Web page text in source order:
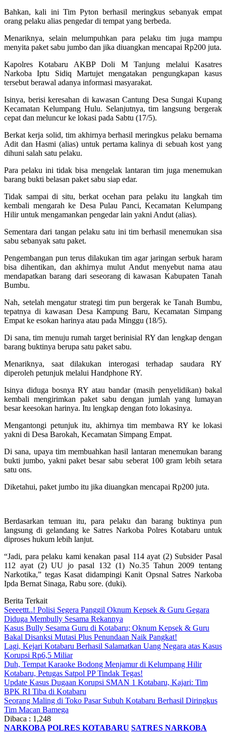
Bahkan, kali ini Tim Pyton berhasil meringkus sebanyak empat
orang pelaku alias pengedar di tempat yang berbeda.
Menariknya, selain melumpuhkan para pelaku tim juga mampu
menyita paket sabu jumbo dan jika diuangkan mencapai Rp200 juta.
Kapolres Kotabaru AKBP Doli M Tanjung melalui Kasatres
Narkoba Iptu Sidiq Martujet mengatakan pengungkapan kasus
tersebut berawal adanya informasi masyarakat.
Isinya, berisi keresahan di kawasan Cantung Desa Sungai Kupang
Kecamatan Kelumpang Hulu. Selanjutnya, tim langsung bergerak
cepat dan meluncur ke lokasi pada Sabtu (17/5).
Berkat kerja solid, tim akhirnya berhasil meringkus pelaku bernama
Adit dan Hasmi (alias) untuk pertama kalinya di sebuah kost yang
dihuni salah satu pelaku.
Para pelaku ini tidak bisa mengelak lantaran tim juga menemukan
barang bukti belasan paket sabu siap edar.
Tidak sampai di situ, berkat ocehan para pelaku itu langkah tim
kembali mengarah ke Desa Pulau Panci, Kecamatan Kelumpang
Hilir untuk mengamankan pengedar lain yakni Andut (alias).
Sementara dari tangan pelaku satu ini tim berhasil menemukan sisa
sabu sebanyak satu paket.
Pengembangan pun terus dilakukan tim agar jaringan serbuk haram
bisa dihentikan, dan akhirnya mulut Andut menyebut nama atau
mendapatkan barang dari seseorang di kawasan Kabupaten Tanah
Bumbu.
Nah, setelah mengatur strategi tim pun bergerak ke Tanah Bumbu,
tepatnya di kawasan Desa Kampung Baru, Kecamatan Simpang
Empat ke esokan harinya atau pada Minggu (18/5).
Di sana, tim menuju rumah target berinisial RY dan lengkap dengan
barang buktinya berupa satu paket sabu.
Menariknya, saat dilakukan interogasi terhadap saudara RY
diperoleh petunjuk melalui Handphone RY.
Isinya diduga bosnya RY atau bandar (masih penyelidikan) bakal
kembali mengirimkan paket sabu dengan jumlah yang lumayan
besar keesokan harinya. Itu lengkap dengan foto lokasinya.
Mengantongi petunjuk itu, akhirnya tim membawa RY ke lokasi
yakni di Desa Barokah, Kecamatan Simpang Empat.
Di sana, upaya tim membuahkan hasil lantaran menemukan barang
bukti jumbo, yakni paket besar sabu seberat 100 gram lebih setara
satu ons.
Diketahui, paket jumbo itu jika diuangkan mencapai Rp200 juta.
Berdasarkan temuan itu, para pelaku dan barang buktinya pun
langsung di gelandang ke Satres Narkoba Polres Kotabaru untuk
diproses hukum lebih lanjut.
“Jadi, para pelaku kami kenakan pasal 114 ayat (2) Subsider Pasal
112 ayat (2) UU jo pasal 132 (1) No.35 Tahun 2009 tentang
Narkotika,” tegas Kasat didampingi Kanit Opsnal Satres Narkoba
Ipda Bernat Sinaga, Rabu sore. (duki).
Berita Terkait
Seeeettt..! Polisi Segera Panggil Oknum Kepsek & Guru Gegara
Diduga Membully Sesama Rekannya
Kasus Bully Sesama Guru di Kotabaru; Oknum Kepsek & Guru
Bakal Disanksi Mutasi Plus Penundaan Naik Pangkat!
Lagi, Kejari Kotabaru Berhasil Salamatkan Uang Negara atas Kasus
Korupsi Rp6,5 Miliar
Duh, Tempat Karaoke Bodong Menjamur di Kelumpang Hilir
Kotabaru, Petugas Satpol PP Tindak Tegas!
Update Kasus Dugaan Korupsi SMAN 1 Kotabaru, Kajari: Tim
BPK RI Tiba di Kotabaru
Seorang Maling di Toko Pasar Subuh Kotabaru Berhasil Diringkus
Tim Macan Bamega
Dibaca : 1,248
NARKOBA POLRES KOTABARU SATRES NARKOBA